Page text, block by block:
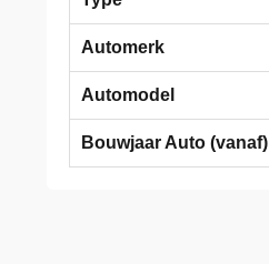
Automerk
Automodel
Bouwjaar Auto (vanaf)